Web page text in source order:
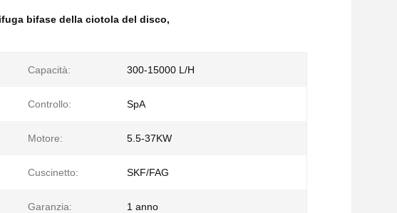
bifase della ciotola del disco,
Capacità: 300-15000 L/H
Controllo: SpA
Motore: 5.5-37KW
Cuscinetto: SKF/FAG
Garanzia: 1 anno